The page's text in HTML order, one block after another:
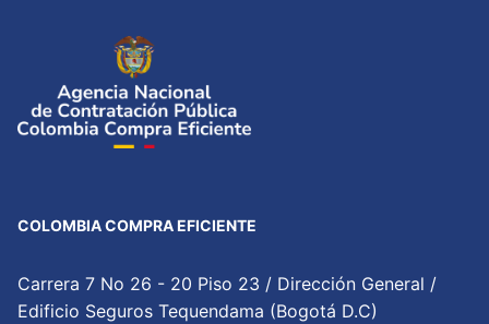
COLOMBIA COMPRA EFICIENTE
Carrera 7 No 26 - 20 Piso 23 / Dirección General /
Edificio Seguros Tequendama (Bogotá D.C)